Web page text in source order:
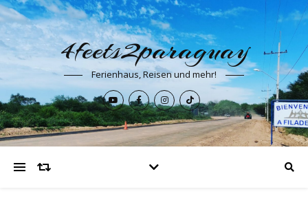
4feets2paraguay
Ferienhaus, Reisen und mehr!